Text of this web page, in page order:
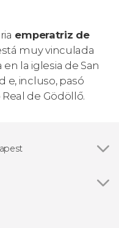
emperatriz de
muy vinculada
la iglesia de San
e, incluso, pasó
de Gödöllő.